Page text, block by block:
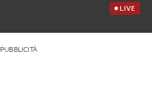
LIVE
PUBBLICITÀ